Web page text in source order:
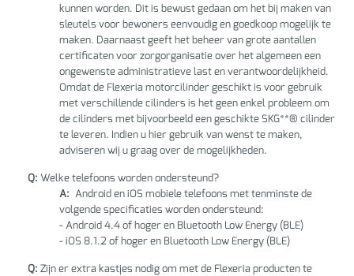
kunnen worden. Dit is bewust gedaan om het bij maken van
sleutels voor bewoners eenvoudig en goedkoop mogelijk te
maken. Daarnaast geeft het beheer van grote aantallen
certificaten voor zorgorganisatie over het algemeen een
ongewenste administratieve last en verantwoordelijkheid.
Omdat de Flexeria motorcilinder geschikt is voor gebruik
met verschillende cilinders is het geen enkel probleem om
de cilinders met bijvoorbeeld een geschikte SKG**® cilinder
te leveren. Indien u hier gebruik van wenst te maken,
adviseren wij u graag over de mogelijkheden.
Q: Welke telefoons worden ondersteund?
A: Android en iOS mobiele telefoons met tenminste de
volgende specificaties worden ondersteund:
- Android 4.4 of hoger en Bluetooth Low Energy (BLE)
- iOS 8.1.2 of hoger en Bluetooth Low Energy (BLE)
Q: Zijn er extra kastjes nodig om met de Flexeria producten te